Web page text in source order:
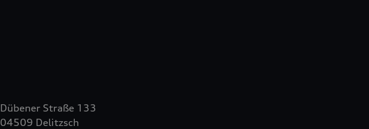
Dübener Straße 133
04509 Delitzsch